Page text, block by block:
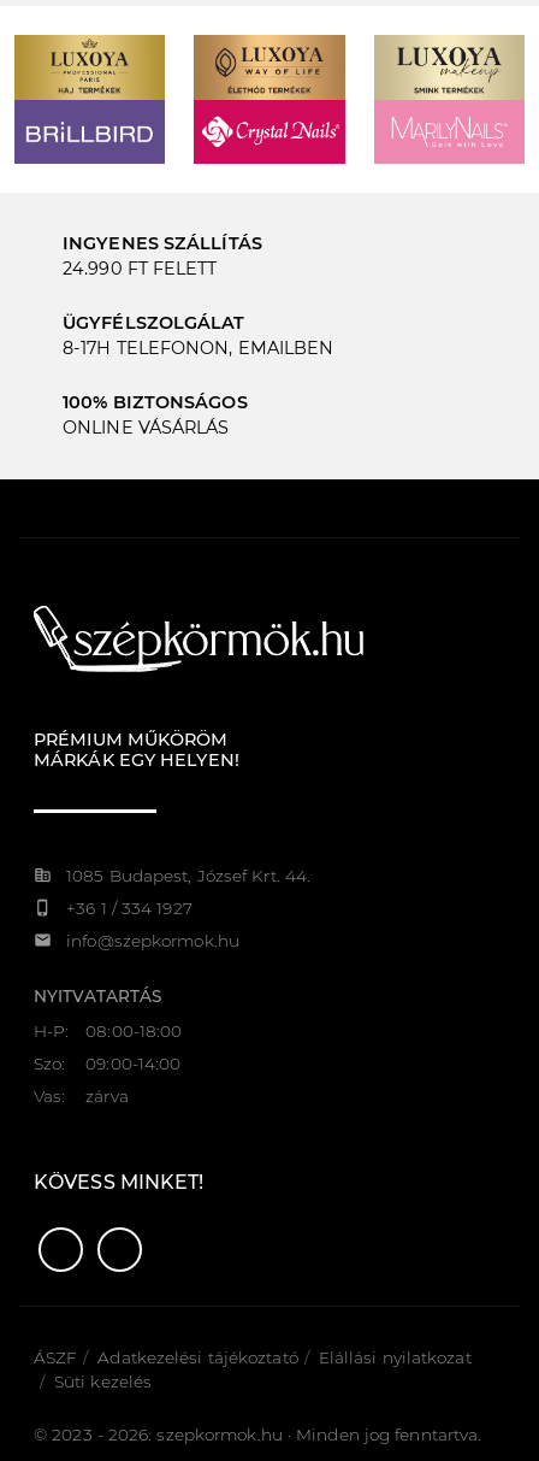
INGYENES SZÁLLÍTÁS
24.990 FT FELETT
ÜGYFÉLSZOLGÁLAT
8-17H TELEFONON, EMAILBEN
100% BIZTONSÁGOS
ONLINE VÁSÁRLÁS
PRÉMIUM MŰKÖRÖM
MÁRKÁK EGY HELYEN!
corporate_fare 1085 Budapest, József Krt. 44.
phone_iphone +36 1 / 334 1927
email info@szepkormok.hu
NYITVATARTÁS
H-P:
08:00-18:00
Szo:
09:00-14:00
Vas:
zárva
KÖVESS MINKET!
ÁSZF Adatkezelési tájékoztató
Elállási nyilatkozat
Süti kezelés
© 2023 - 2026. szepkormok.hu · Minden jog fenntartva.